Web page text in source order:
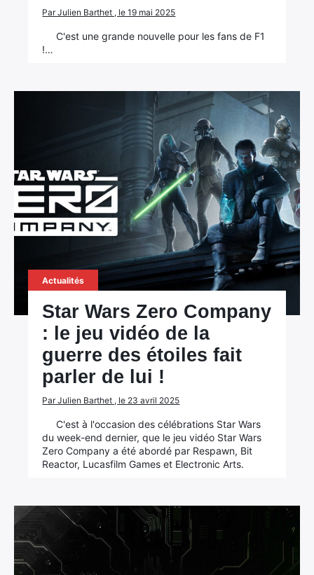
Par Julien Barthet , le 19 mai 2025
C'est une grande nouvelle pour les fans de F1
!…
Actualités
Star Wars Zero Company
: le jeu vidéo de la
guerre des étoiles fait
parler de lui !
Par Julien Barthet , le 23 avril 2025
C'est à l'occasion des célébrations Star Wars
du week-end dernier, que le jeu vidéo Star Wars
Zero Company a été abordé par Respawn, Bit
Reactor, Lucasfilm Games et Electronic Arts.